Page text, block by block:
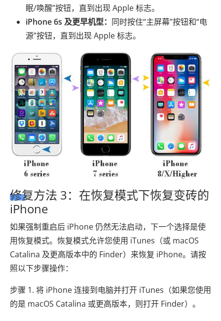
眠/唤醒”按钮，直到出现 Apple 标志。
iPhone 6s 及更早机型： 同时按住“主屏幕”按钮和“电
源”按钮，直到出现 Apple 标志。
修复方法 3：在恢复模式下恢复变砖的
iPhone
如果强制重启后 iPhone 仍然无法启动，下一个选择是使
用恢复模式。恢复模式允许您使用 iTunes（或 macOS
Catalina 及更高版本中的 Finder）来恢复 iPhone。请按
照以下步骤操作：
步骤 1. 将 iPhone 连接到电脑并打开 iTunes（如果您使用
的是 macOS Catalina 或更高版本，则打开 Finder）。